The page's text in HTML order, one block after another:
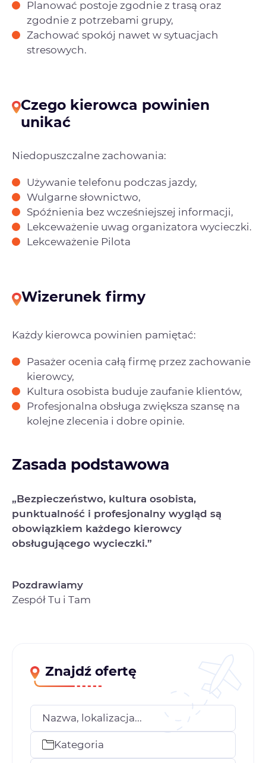
Planować postoje zgodnie z trasą oraz
zgodnie z potrzebami grupy,
Zachować spokój nawet w sytuacjach
stresowych.
Czego kierowca powinien
unikać
Niedopuszczalne zachowania:
Używanie telefonu podczas jazdy,
Wulgarne słownictwo,
Spóźnienia bez wcześniejszej informacji,
Lekceważenie uwag organizatora wycieczki.
Lekceważenie Pilota
Wizerunek firmy
Każdy kierowca powinien pamiętać:
Pasażer ocenia całą firmę przez zachowanie
kierowcy,
Kultura osobista buduje zaufanie klientów,
Profesjonalna obsługa zwiększa szansę na
kolejne zlecenia i dobre opinie.
Zasada podstawowa
„Bezpieczeństwo, kultura osobista,
punktualność i profesjonalny wygląd są
obowiązkiem każdego kierowcy
obsługującego wycieczki.”
Pozdrawiamy
Zespół Tu i Tam
Znajdź ofertę
Nazwa, lokalizacja...
Kategoria